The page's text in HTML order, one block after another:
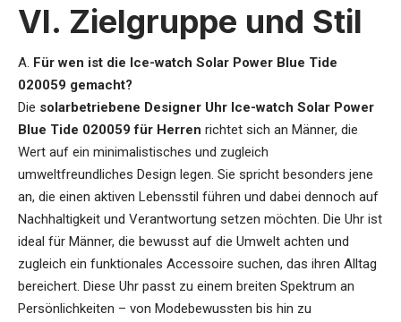
VI. Zielgruppe und Stil
A. Für wen ist die Ice-watch Solar Power Blue Tide
020059 gemacht?
Die solarbetriebene Designer Uhr Ice-watch Solar Power
Blue Tide 020059 für Herren richtet sich an Männer, die
Wert auf ein minimalistisches und zugleich
umweltfreundliches Design legen. Sie spricht besonders jene
an, die einen aktiven Lebensstil führen und dabei dennoch auf
Nachhaltigkeit und Verantwortung setzen möchten. Die Uhr ist
ideal für Männer, die bewusst auf die Umwelt achten und
zugleich ein funktionales Accessoire suchen, das ihren Alltag
bereichert. Diese Uhr passt zu einem breiten Spektrum an
Persönlichkeiten – von Modebewussten bis hin zu